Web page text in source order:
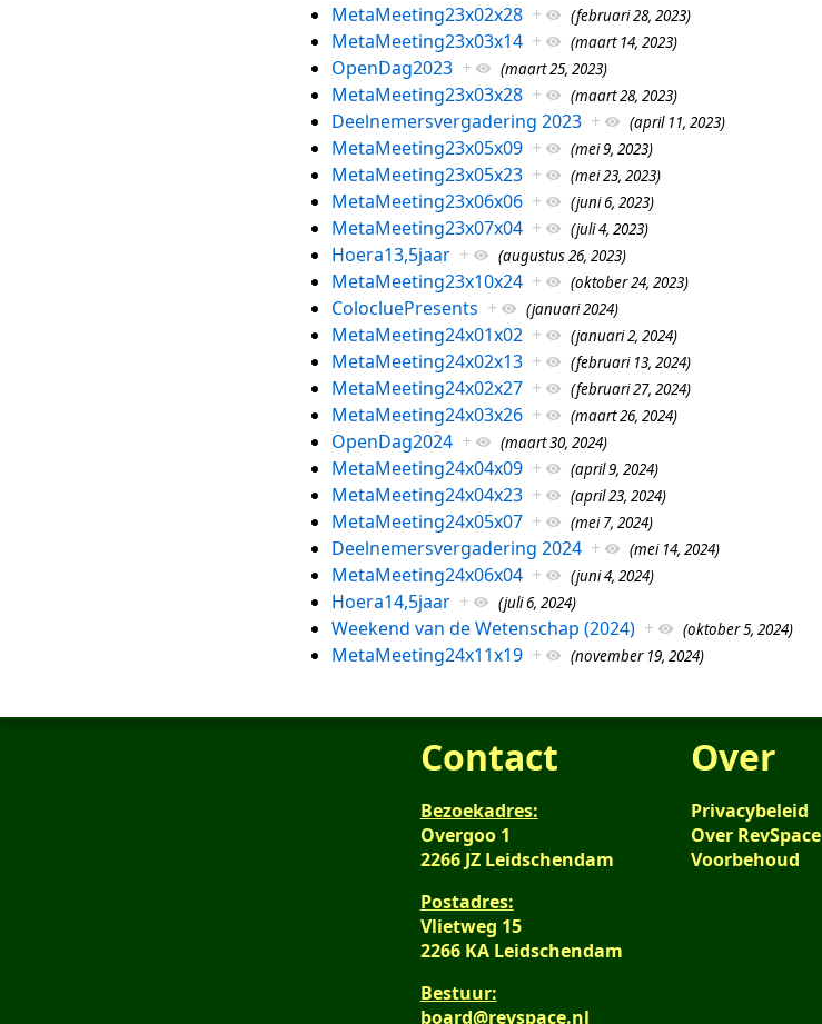
MetaMeeting23x02x28 + (februari 28, 2023)
MetaMeeting23x03x14 + (maart 14, 2023)
OpenDag2023 + (maart 25, 2023)
MetaMeeting23x03x28 + (maart 28, 2023)
Deelnemersvergadering 2023 + (april 11, 2023)
MetaMeeting23x05x09 + (mei 9, 2023)
MetaMeeting23x05x23 + (mei 23, 2023)
MetaMeeting23x06x06 + (juni 6, 2023)
MetaMeeting23x07x04 + (juli 4, 2023)
Hoera13,5jaar + (augustus 26, 2023)
MetaMeeting23x10x24 + (oktober 24, 2023)
ColocluePresents + (januari 2024)
MetaMeeting24x01x02 + (januari 2, 2024)
MetaMeeting24x02x13 + (februari 13, 2024)
MetaMeeting24x02x27 + (februari 27, 2024)
MetaMeeting24x03x26 + (maart 26, 2024)
OpenDag2024 + (maart 30, 2024)
MetaMeeting24x04x09 + (april 9, 2024)
MetaMeeting24x04x23 + (april 23, 2024)
MetaMeeting24x05x07 + (mei 7, 2024)
Deelnemersvergadering 2024 + (mei 14, 2024)
MetaMeeting24x06x04 + (juni 4, 2024)
Hoera14,5jaar + (juli 6, 2024)
Weekend van de Wetenschap (2024) + (oktober 5, 2024)
MetaMeeting24x11x19 + (november 19, 2024)
Contact
Bezoekadres:
Overgoo 1
2266 JZ Leidschendam
Postadres:
Vlietweg 15
2266 KA Leidschendam
Bestuur:
board@revspace.nl
Over
Privacybeleid
Over RevSpace
Voorbehoud